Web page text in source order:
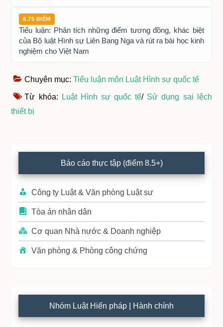
8.75 ĐIỂM
Tiểu luận: Phân tích những điểm tương đồng, khác biệt
của Bộ luật Hình sự Liên Bang Nga và rút ra bài học kinh
nghiệm cho Việt Nam
Chuyên mục:Tiểu luận môn Luật Hình sự quốc tế
Từ khóa: Luật Hình sự quốc tế/ Sử dụng sai lệch
thiết bị
Primary
Sidebar
Báo cáo thực tập (điểm 8.5+)
Công ty Luật & Văn phòng Luật sư
Tòa án nhân dân
Cơ quan Nhà nước & Doanh nghiệp
Văn phòng & Phòng công chứng
Nhóm Luật Hiến pháp | Hành chính